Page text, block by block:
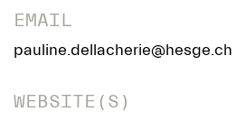
EMAIL
pauline.dellacherie@hesge.ch
WEBSITE(S)